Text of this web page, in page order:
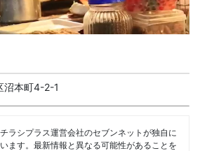
沼本町4-2-1
ラシプラス運営会社のセブンネットが独自に
ます。最新情報と異なる可能性があることを